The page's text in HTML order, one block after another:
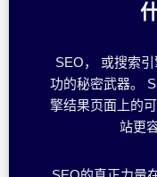
SEO， 或搜索
功的秘密武器。
擎结果页面上的
站更